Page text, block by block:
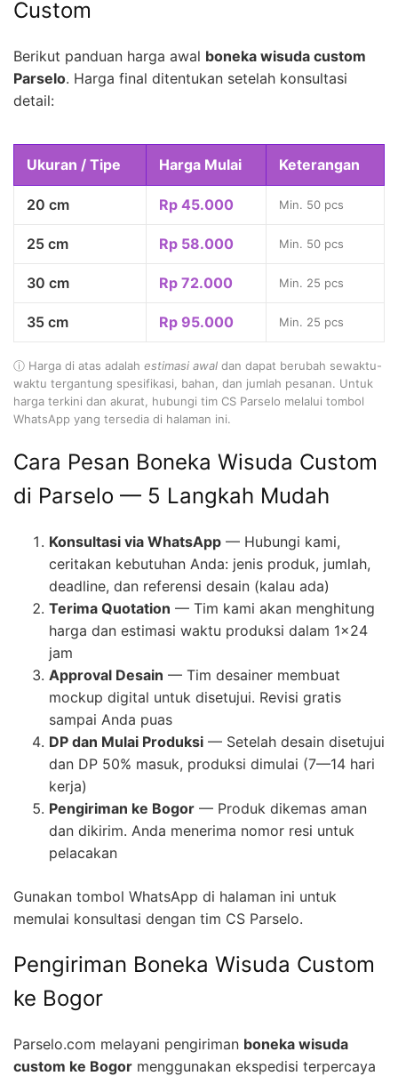
Custom
Berikut panduan harga awal boneka wisuda custom
Parselo. Harga final ditentukan setelah konsultasi
detail:
Ukuran / Tipe Harga Mulai Keterangan
20 cm Rp 45.000 Min. 50 pcs
25 cm Rp 58.000 Min. 50 pcs
30 cm Rp 72.000 Min. 25 pcs
35 cm Rp 95.000 Min. 25 pcs
ⓘ Harga di atas adalah estimasi awal dan dapat berubah sewaktu-
waktu tergantung spesifikasi, bahan, dan jumlah pesanan. Untuk
harga terkini dan akurat, hubungi tim CS Parselo melalui tombol
WhatsApp yang tersedia di halaman ini.
Cara Pesan Boneka Wisuda Custom
di Parselo — 5 Langkah Mudah
Konsultasi via WhatsApp — Hubungi kami,
ceritakan kebutuhan Anda: jenis produk, jumlah,
deadline, dan referensi desain (kalau ada)
Terima Quotation — Tim kami akan menghitung
harga dan estimasi waktu produksi dalam 1×24
jam
Approval Desain — Tim desainer membuat
mockup digital untuk disetujui. Revisi gratis
sampai Anda puas
DP dan Mulai Produksi — Setelah desain disetujui
dan DP 50% masuk, produksi dimulai (7—14 hari
kerja)
Pengiriman ke Bogor — Produk dikemas aman
dan dikirim. Anda menerima nomor resi untuk
pelacakan
Gunakan tombol WhatsApp di halaman ini untuk
memulai konsultasi dengan tim CS Parselo.
Pengiriman Boneka Wisuda Custom
ke Bogor
Parselo.com melayani pengiriman boneka wisuda
custom ke Bogor menggunakan ekspedisi terpercaya